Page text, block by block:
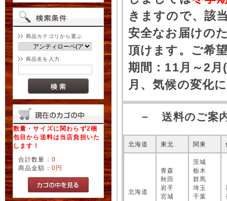
商品カテゴリから選ぶ
商品名を入力
数量・サイズに関わらず2梱
包目から送料は当店負担いた
します！
合計数量： 0
商品金額： 0円
きますので、該
安全なお届けの
頂けます。ご希
期間：11月～2
月、気候の変化
－ 送料のご案
北海道 東北 関東
北海道
青森
秋田
岩手
宮城
茨城
栃木
群馬
埼玉
千葉